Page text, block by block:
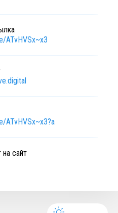
ATvHVSx~x3
ATvHVSx~x3?a
на сайт